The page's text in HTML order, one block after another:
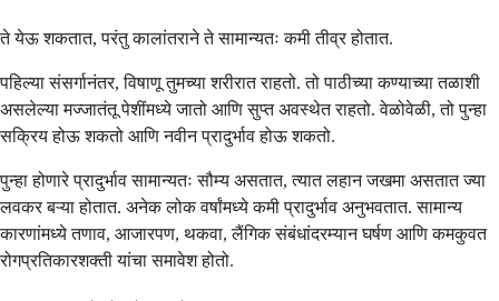
ते येऊ शकतात, परंतु कालांतराने ते सामान्यतः कमी तीव्र होतात.
पहिल्या संसर्गानंतर, विषाणू तुमच्या शरीरात राहतो. तो पाठीच्या कण्याच्या तळाशी
असलेल्या मज्जातंतू पेशींमध्ये जातो आणि सुप्त अवस्थेत राहतो. वेळोवेळी, तो पुन्हा
सक्रिय होऊ शकतो आणि नवीन प्रादुर्भाव होऊ शकतो.
पुन्हा होणारे प्रादुर्भाव सामान्यतः सौम्य असतात, त्यात लहान जखमा असतात ज्या
लवकर बऱ्या होतात. अनेक लोक वर्षांमध्ये कमी प्रादुर्भाव अनुभवतात. सामान्य
कारणांमध्ये तणाव, आजारपण, थकवा, लैंगिक संबंधांदरम्यान घर्षण आणि कमकुवत
रोगप्रतिकारशक्ती यांचा समावेश होतो.